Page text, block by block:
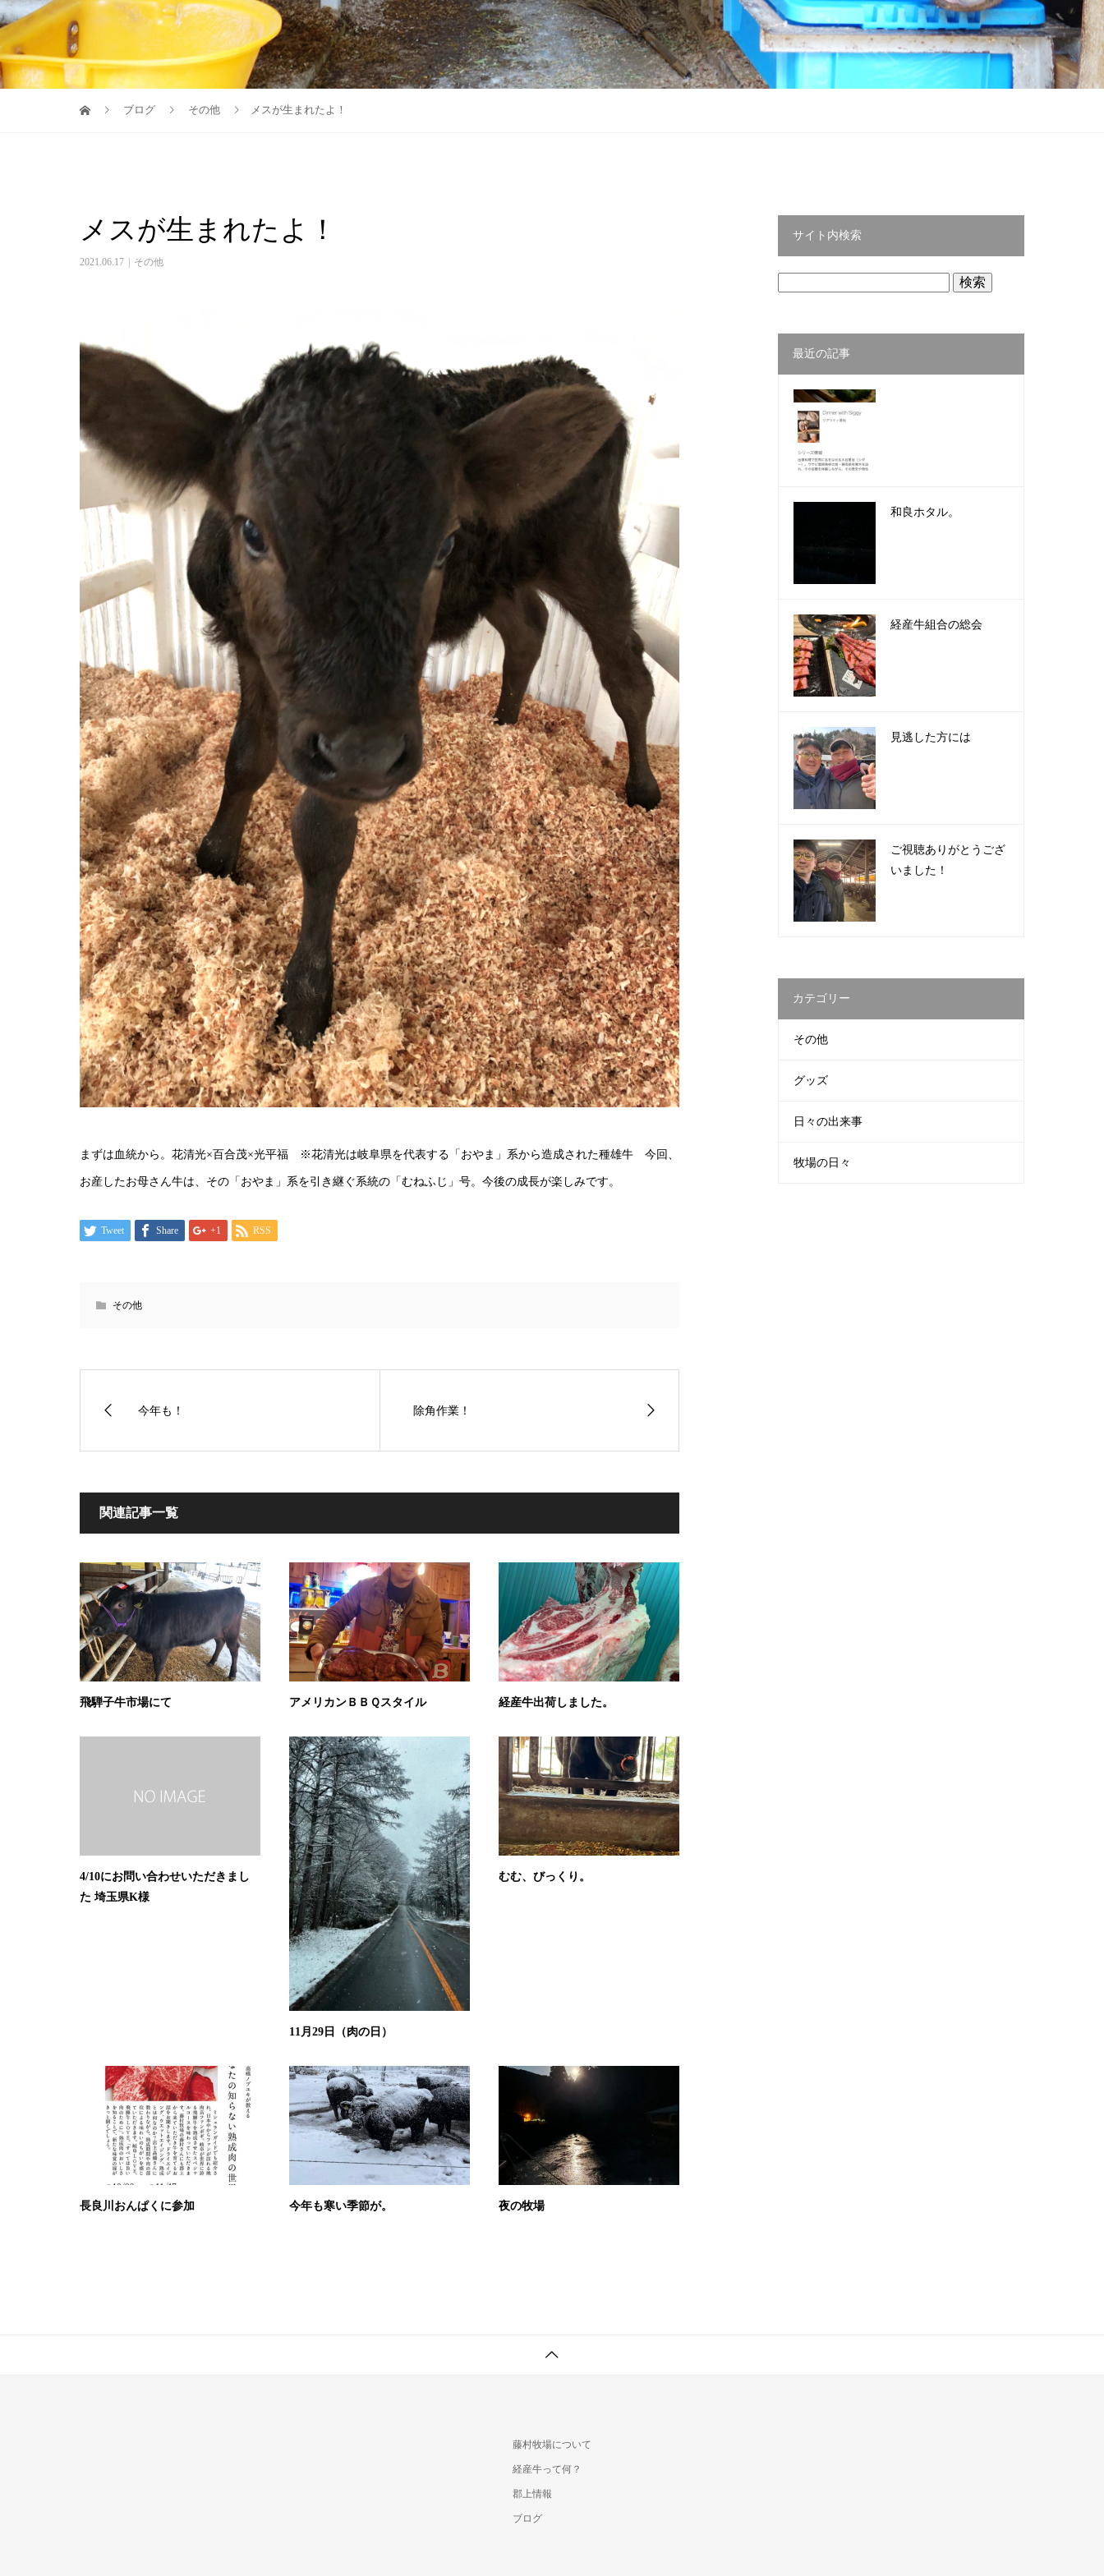
ブログ その他 メスが生まれたよ！
メスが生まれたよ！
2021.06.17 その他
まずは血統から。花清光×百合茂×光平福 ※花清光は岐阜県を代表する「おやま」系から造成された種雄牛 今回、
お産したお母さん牛は、その「おやま」系を引き継ぐ系統の「むねふじ」号。今後の成長が楽しみです。
Tweet Share +1 RSS
その他
今年も！ 除角作業！
関連記事一覧
飛騨子牛市場にて アメリカンＢＢＱスタイル 経産牛出荷しました。
4/10にお問い合わせいただきまし
た 埼玉県K様
11月29日（肉の日）
むむ、びっくり。
長良川おんぱくに参加 今年も寒い季節が。 夜の牧場
サイト内検索
検
索:
最近の記事
和良ホタル。
経産牛組合の総会
見逃した方には
ご視聴ありがとうござ
いました！
カテゴリー
その他
グッズ
日々の出来事
牧場の日々
藤村牧場について
経産牛って何？
郡上情報
ブログ